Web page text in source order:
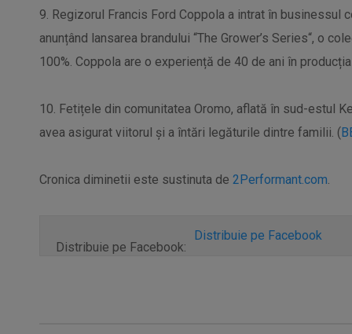
9. Regizorul Francis Ford Coppola a intrat în businessul
anunțând lansarea brandului “The Grower’s Series“, o
100%. Coppola are o experiență de 40 de ani în
10. Fetițele din comunitatea Oromo, aflată în sud-estul
avea asigurat viitorul și a întări legăturile dintre familii. (
Cronica diminetii este sustinuta de 2Performant.com.
Distribuie pe Facebook:
Distribuie pe Facebook